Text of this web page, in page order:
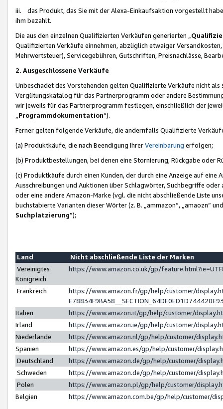
iii. das Produkt, das Sie mit der Alexa-Einkaufsaktion vorgestellt
ihm bezahlt.
Die aus den einzelnen Qualifizierten Verkäufen generierten „
Qualifizierten Verkäufe einnehmen, abzüglich etwaiger
Mehrwertsteuer), Servicegebühren, Gutschriften, Preisnachlässe,
2. Ausgeschlossene Verkäufe
Unbeschadet des Vorstehenden gelten Qualifizierte Verkäufe nicht
Vergütungskatalog für das Partnerprogramm oder andere
wir jeweils für das Partnerprogramm festlegen, einschließlich der
Programmdokumentation“).
Ferner gelten folgende Verkäufe, die andernfalls Qualifizierte
(a) Produktkäufe, die nach Beendigung IhrerVereinbarung erfolgen;
(b) Produktbestellungen, bei denen eine Stornierung, Rückgabe oder
(c) Produktkäufe durch einen Kunden, der durch eine Anzeige auf
Ausschreibungen und Auktionen über Schlagwörter, Suchbegriffe
oder eine andere Amazon-Marke (vgl. die nicht abschließende Liste
buchstabierte Varianten dieser Wörter (z. B. „ammazon“, „amaozn“
Suchplatzierung”);
Land
Nicht abschließende Liste der Marken
Vereinigtes
Königreich
https://www.amazon.co.uk/gp/
Frankreich
https://www.amazon.fr/gp/help/customer/
Italien
https://www.amazon.it/gp/help/customer/
Irland
https://www.amazon.ie/gp/help/customer/
Niederlande
https://www.amazon.nl/gp/help/customer/
Spanien
https://www.amazon.es/gp/help/customer/
Deutschland
https://www.amazon.de/gp/help/customer/
Schweden
https://www.amazon.de/gp/help/customer/
Polen
https://www.amazon.pl/gp/help/customer/
Belgien
https://www.amazon.com.be/gp/help/customer/